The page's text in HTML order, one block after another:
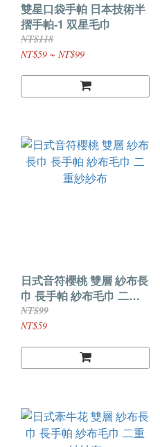
雙星口袋手帕 日本技術半
摺手帕-1 双星毛巾
NT$118
NT$59 ~ NT$99
日式音符櫻桃 雙層 紗布長
巾 長手帕 紗布毛巾 二重
紗紗布
NT$99
NT$59